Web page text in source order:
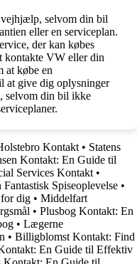
selvom din bil
eller en serviceplan.
der kan købes
kontakte VW eller din
at købe en
at give dig oplysninger
selvom din bil ikke
Kontakt• Statens
Kontakt: En Guide til
Services Kontakt•
Spiseoplevelse •
dig • Middelfart
• Plusbog Kontakt: En
• Lægerne
• Billigblomst Kontakt: Find
En Guide til Effektiv